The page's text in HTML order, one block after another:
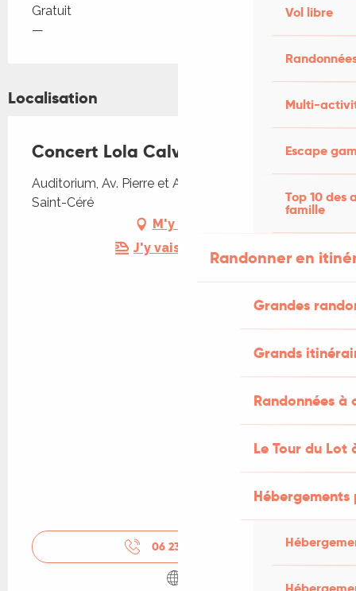
Vol libre
Multi-
Escape
Top 10 des
famille
Randonner en
Grandes
Grands
Randonnées
Le Tour du Lot
Tarifs 2026
Gratuit
—
Localisation
Concert Lola Calvet
Auditorium, Av. Pierre et Andrée Delbos, 46400
Saint-Céré
M'y rendre
J'y vais en train !
06 23 08 12